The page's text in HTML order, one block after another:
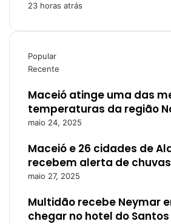
23 horas atrás
Popular
Recente
Maceió atinge uma das
temperaturas da região
maio 24, 2025
Maceió e 26 cidades de
recebem alerta de
maio 27, 2025
Multidão recebe Neymar
chegar no hotel do Santos